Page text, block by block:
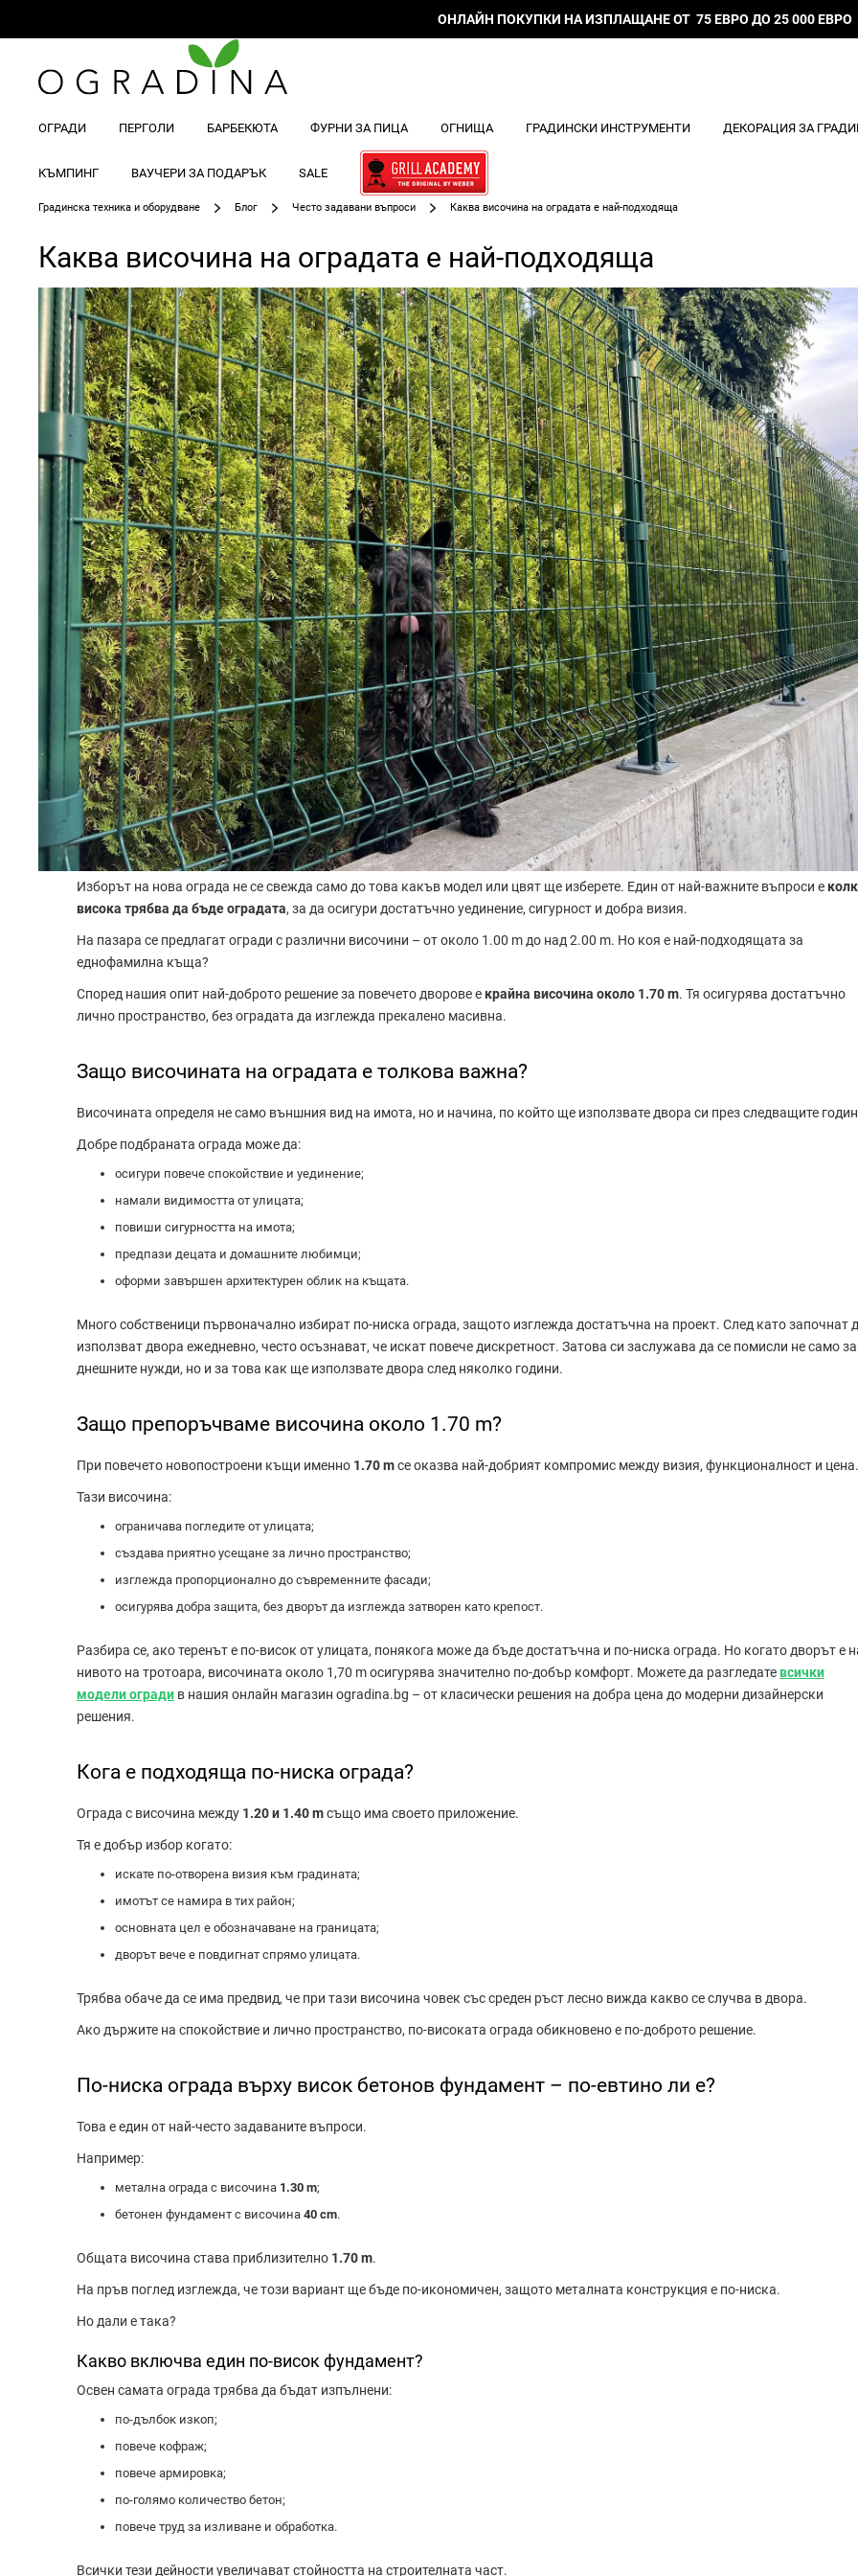
ОНЛАЙН ПОКУПКИ НА ИЗПЛАЩАНЕ ОТ 75 ЕВРО ДО 25 000 ЕВРО
ОГРАДИ ПЕРГОЛИ БАРБЕКЮТА ФУРНИ ЗА ПИЦА ОГНИЩА ГРАДИНСКИ ИНСТРУМЕНТИ ДЕКОРАЦИЯ ЗА
КЪМПИНГ ВАУЧЕРИ ЗА ПОДАРЪК SALE
Градинска техника и оборудване Блог Често задавани въпроси Каква височина на оградата е най-подходяща
Каква височина на оградата е най-подходяща
Изборът на нова ограда не се свежда само до това какъв модел или цвят ще изберете. Един от най-важните въпроси е
висока трябва да бъде оградата, за да осигури достатъчно уединение, сигурност и добра визия.
На пазара се предлагат огради с различни височини – от около 1.00 m до над 2.00 m. Но коя е най-подходящата за
еднофамилна къща?
Според нашия опит най-доброто решение за повечето дворове е крайна височина около 1.70 m. Тя осигурява достатъчно
лично пространство, без оградата да изглежда прекалено масивна.
Защо височината на оградата е толкова важна?
Височината определя не само външния вид на имота, но и начина, по който ще използвате двора си през следващите
Добре подбраната ограда може да:
осигури повече спокойствие и уединение;
намали видимостта от улицата;
повиши сигурността на имота;
предпази децата и домашните любимци;
оформи завършен архитектурен облик на къщата.
Много собственици първоначално избират по-ниска ограда, защото изглежда достатъчна на проект. След като започнат
използват двора ежедневно, често осъзнават, че искат повече дискретност. Затова си заслужава да се помисли не само за
днешните нужди, но и за това как ще използвате двора след няколко години.
Защо препоръчваме височина около 1.70 m?
При повечето новопостроени къщи именно 1.70 mсе оказва най-добрият компромис между визия, функционалност и цена.
Тази височина:
ограничава погледите от улицата;
създава приятно усещане за лично пространство;
изглежда пропорционално до съвременните фасади;
осигурява добра защита, без дворът да изглежда затворен като крепост.
Разбира се, ако теренът е по-висок от улицата, понякога може да бъде достатъчна и по-ниска ограда. Но когато дворът е
нивото на тротоара, височината около 1,70 m осигурява значително по-добър комфорт. Можете да разгледате всички
модели огради в нашия онлайн магазин ogradina.bg – от класически решения на добра цена до модерни дизайнерски
решения.
Кога е подходяща по-ниска ограда?
Ограда с височина между 1.20 и 1.40 mсъщо има своето приложение.
Тя е добър избор когато:
искате по-отворена визия към градината;
имотът се намира в тих район;
основната цел е обозначаване на границата;
дворът вече е повдигнат спрямо улицата.
Трябва обаче да се има предвид, че при тази височина човек със среден ръст лесно вижда какво се случва в двора.
Ако държите на спокойствие и лично пространство, по-високата ограда обикновено е по-доброто решение.
По-ниска ограда върху висок бетонов фундамент – по-евтино ли е?
Това е един от най-често задаваните въпроси.
Например:
метална ограда с височина 1.30 m;
бетонен фундамент с височина 40 cm.
Общата височина става приблизително 1.70 m.
На пръв поглед изглежда, че този вариант ще бъде по-икономичен, защото металната конструкция е по-ниска.
Но дали е така?
Какво включва един по-висок фундамент?
Освен самата ограда трябва да бъдат изпълнени:
по-дълбок изкоп;
повече кофраж;
повече армировка;
по-голямо количество бетон;
повече труд за изливане и обработка.
Всички тези дейности увеличават стойността на строителната част.